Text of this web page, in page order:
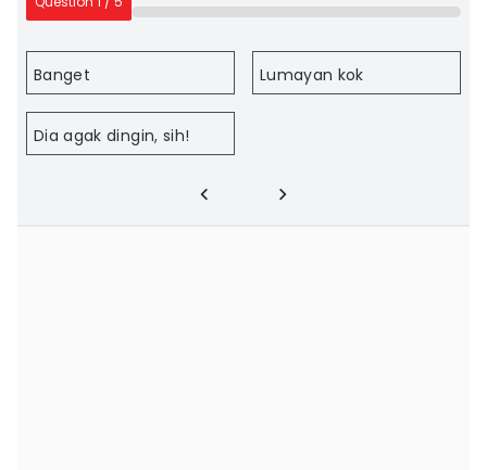
Banget Lumayan kok
Dia agak dingin, sih!